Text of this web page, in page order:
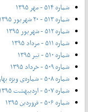
شماره ۵۱۴ - مهر ۱۳۹۵
شماره ۵۱۳ - ۲۰ شهریور ۱۳۹۵
شماره ۵۱۲ - شهریور ۱۳۹۵
شماره ۵۱۱ - مرداد ۱۳۹۵
شماره ۵۱۰ - تیر ۱۳۹۵
شماره ۵۰۹ - خرداد ۱۳۹۵
شماره ۵۰۸ - شماره‌ی ویژه بهار
شماره ۵۰۷ - اردیبهشت ۱۳۹۵
شماره ۵۰۶ - فروردین ۱۳۹۵